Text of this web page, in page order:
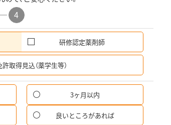
4
研修認定薬剤師
取得見込（薬学生等）
3ヶ月以内
良いところがあれば